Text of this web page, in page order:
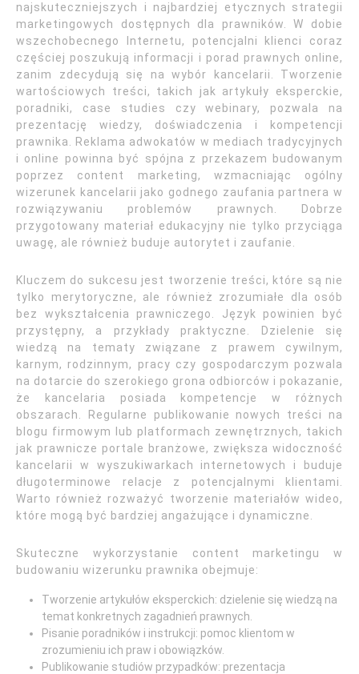
najskuteczniejszych i najbardziej etycznych strategii
marketingowych dostępnych dla prawników. W dobie
wszechobecnego Internetu, potencjalni klienci coraz
częściej poszukują informacji i porad prawnych online,
zanim zdecydują się na wybór kancelarii. Tworzenie
wartościowych treści, takich jak artykuły eksperckie,
poradniki, case studies czy webinary, pozwala na
prezentację wiedzy, doświadczenia i kompetencji
prawnika. Reklama adwokatów w mediach tradycyjnych
i online powinna być spójna z przekazem budowanym
poprzez content marketing, wzmacniając ogólny
wizerunek kancelarii jako godnego zaufania partnera w
rozwiązywaniu problemów prawnych. Dobrze
przygotowany materiał edukacyjny nie tylko przyciąga
uwagę, ale również buduje autorytet i zaufanie.
Kluczem do sukcesu jest tworzenie treści, które są nie
tylko merytoryczne, ale również zrozumiałe dla osób
bez wykształcenia prawniczego. Język powinien być
przystępny, a przykłady praktyczne. Dzielenie się
wiedzą na tematy związane z prawem cywilnym,
karnym, rodzinnym, pracy czy gospodarczym pozwala
na dotarcie do szerokiego grona odbiorców i pokazanie,
że kancelaria posiada kompetencje w różnych
obszarach. Regularne publikowanie nowych treści na
blogu firmowym lub platformach zewnętrznych, takich
jak prawnicze portale branżowe, zwiększa widoczność
kancelarii w wyszukiwarkach internetowych i buduje
długoterminowe relacje z potencjalnymi klientami.
Warto również rozważyć tworzenie materiałów wideo,
które mogą być bardziej angażujące i dynamiczne.
Skuteczne wykorzystanie content marketingu w
budowaniu wizerunku prawnika obejmuje:
Tworzenie artykułów eksperckich: dzielenie się wiedzą na
temat konkretnych zagadnień prawnych.
Pisanie poradników i instrukcji: pomoc klientom w
zrozumieniu ich praw i obowiązków.
Publikowanie studiów przypadków: prezentacja